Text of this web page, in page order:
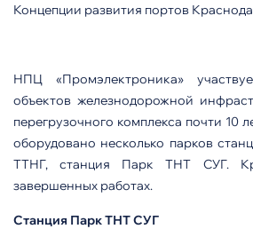
Концепции развития портов
НПЦ «Промэлектроника»
объектов железнодорожной
перегрузочного комплекса почти 10
оборудовано несколько парков
ТТНГ, станция Парк ТНТ СУГ.
завершенных работах.
Станция Парк ТНТ СУГ